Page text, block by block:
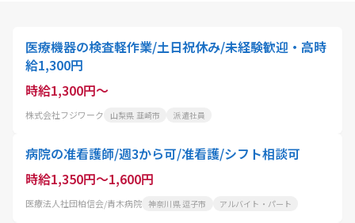
医療機器の検査軽作業/土日祝休み/未経験歓迎・高時
給1,300円
時給1,300円～
株式会社フジワーク 山梨県 韮崎市 派遣社員
病院の准看護師/週3から可/准看護/シフト相談可
時給1,350円～1,600円
医療法人社団柏信会/青木病院 神奈川県 逗子市 アルバイト・パート